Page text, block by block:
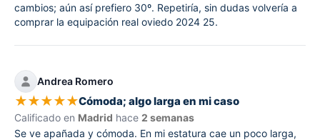
cambios; aún así prefiero 30º. Repetiría, sin dudas volvería a
comprar la equipación real oviedo 2024 25.
Andrea Romero
★★★★★Cómoda; algo larga en mi caso
Calificado en Madrid hace 2 semanas
Se ve apañada y cómoda. En mi estatura cae un poco larga,